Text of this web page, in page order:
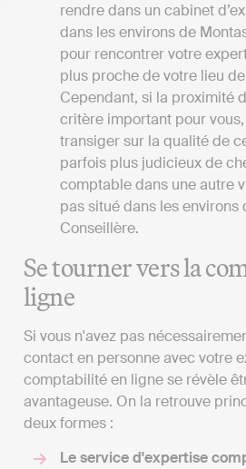
rendre dans un cabinet
dans les environs de
pour rencontrer votre
plus proche de votre lieu
Cependant, si la proximité
critère important pour
transiger sur la qualité de
parfois plus judicieux de
comptable dans une autre
pas situé dans les
Conseillère.
Se tourner vers la
ligne
Si vous n'avez pas
contact en personne avec votre
comptabilité en ligne se révèle
avantageuse. On la retrouve
deux formes :
Le service d'expertise